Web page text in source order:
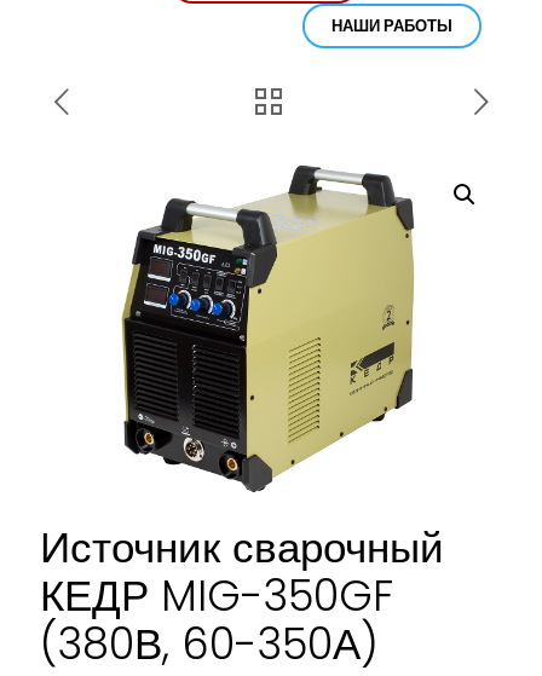
НАШИ РАБОТЫ
Источник сварочный
КЕДР MIG-350GF
(380В, 60-350А)